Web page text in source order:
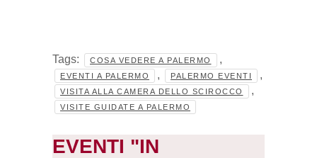
Tags: COSA VEDERE A PALERMO ,
EVENTI A PALERMO , PALERMO EVENTI ,
VISITA ALLA CAMERA DELLO SCIROCCO ,
VISITE GUIDATE A PALERMO
EVENTI "IN